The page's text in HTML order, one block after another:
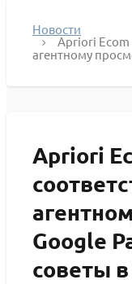
Новости
Apriori Ecom
агентному
Apriori
Google
советы